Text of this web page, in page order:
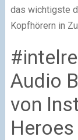
das wichtigste
Kopfhörern in
Audio
von
Heroes